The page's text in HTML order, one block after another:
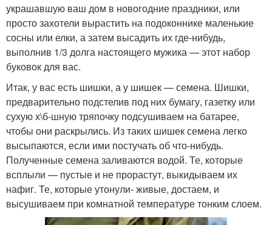
украшавшую ваш дом в новогодние праздники, или
просто захотели вырастить на подоконнике маленькие
сосны или елки, а затем высадить их где-нибудь,
выполнив 1/3 долга настоящего мужика — этот набор
буковок для вас.
Итак, у вас есть шишки, а у шишек — семена. Шишки,
предварительно подстелив под них бумагу, газетку или
сухую х\б-шную тряпочку подсушиваем на батарее,
чтобы они раскрылись. Из таких шишек семена легко
высыпаются, если ими постучать об что-нибудь.
Полученные семена заливаются водой. Те, которые
всплыли — пустые и не прорастут, выкидываем их
нафиг. Те, которые утонули- живые, достаем, и
высушиваем при комнатной температуре тонким слоем.